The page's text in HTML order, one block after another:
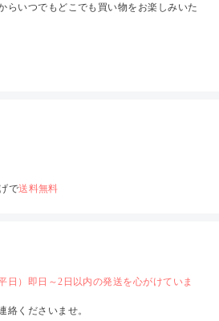
らいつでもどこでも買い物をお楽しみいた
で送料無料
日）即日～2日以内の発送を心がけていま
絡くださいませ。